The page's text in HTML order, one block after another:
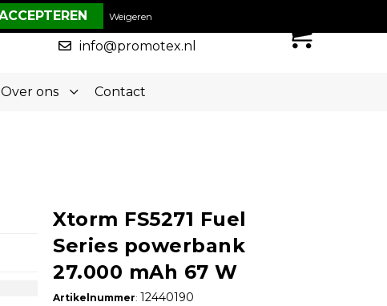
050-5773636
info@promotex.nl
Over ons Contact
Xtorm FS5271 Fuel
Series powerbank
27.000 mAh 67 W
Artikelnummer: 12440190
Weigeren